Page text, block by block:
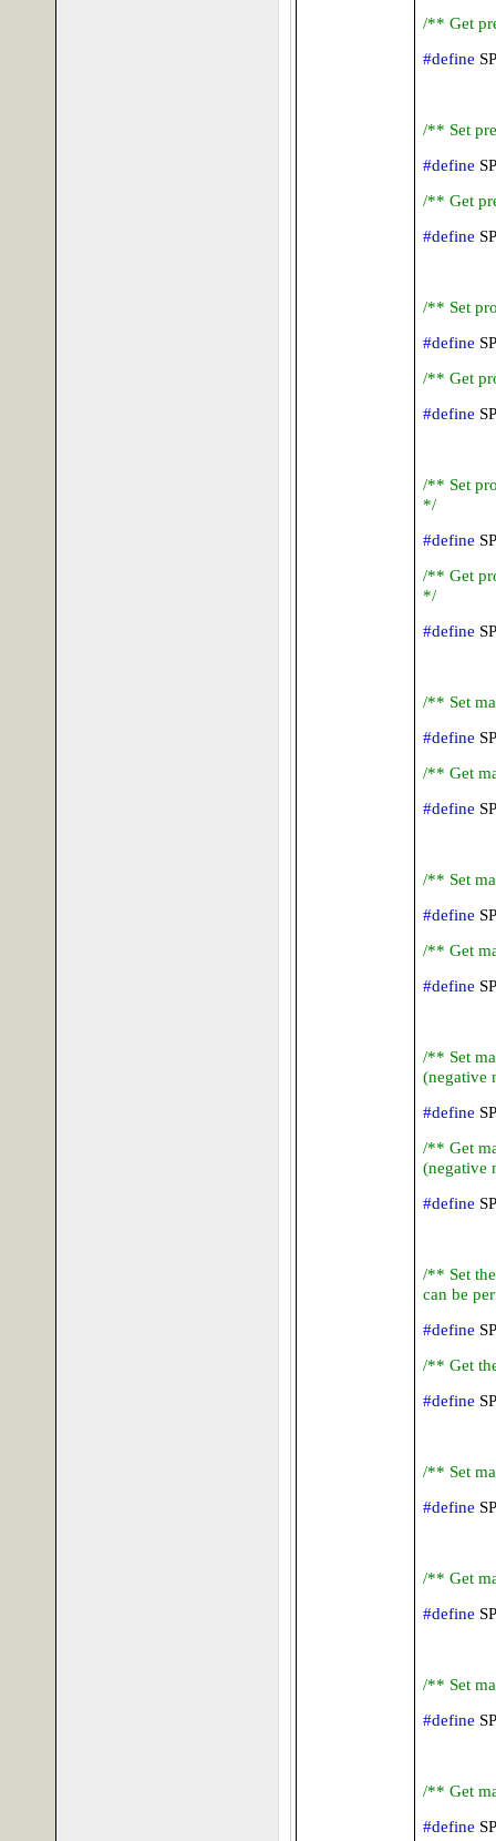
/** Get
#define
/** Set
#define
/** Get
#define
/** Set
#define
/** Get
#define
/** Set
*/
#define
/** Get
*/
#define
/** Set
#define
/** Get
#define
/** Set
#define
/** Get
#define
/** Set
(negative
#define
/** Get
(negative
#define
/** Set
can be
#define
/** Get
#define
/** Set
#define
/** Get
#define
/** Set
#define
/** Get
#define